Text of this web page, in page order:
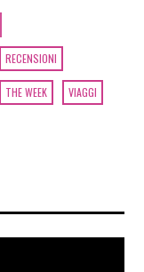
RECENSIONI
THE WEEK VIAGGI